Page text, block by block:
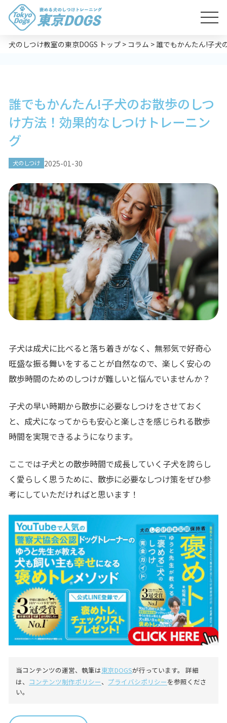
犬のしつけ教室の東京DOGS トップ > コラム > 誰でもかんたん!子犬
誰でもかんたん!子犬のお散歩のしつ
け方法！効果的なしつけトレーニン
グ
犬のしつけ 2025-01-30
子犬は成犬に比べると落ち着きがなく、無邪気で好奇心
旺盛な振る舞いをすることが自然なので、楽しく安心の
散歩時間のためのしつけが難しいと悩んでいませんか？
子犬の早い時期から散歩に必要なしつけをさせておく
と、成犬になってからも安心と楽しさを感じられる散歩
時間を実現できるようになります。
ここでは子犬との散歩時間で成長していく子犬を誇らし
く愛らしく思うために、散歩に必要なしつけ策をぜひ参
考にしていただければと思います！
当コンテンツの運営、執筆は東京DOGSが行っています。 詳細
は、 コンテンツ制作ポリシー、 プライバシポリシーを参照くださ
い。